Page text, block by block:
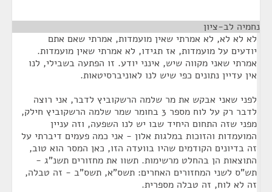
נחמיה לב-ציון
לא לא לא, לא אמרתי שאין מועמדות, אמרתי שאם אתם
יודעים על מועמדות, אז תגידו, לא אמרתי שאין מועמדות.
אמרתי שאני מקווה שיש, אינני יודע. זו הפתעה בשבילי, לנו
אין עדיין נתונים כפי שיש לנו לאוניברסיטאות.
לפני שאני אבקש את מר שלמה הרשקוביץ לדבר, אני רוצה
לדבר רק על לוח מספר 3 בחומר שמר שלמה הרשקוביץ חילק,
מפני שזה התחום היחיד שבו יש לנו השפעה, וזה עניין
המועמדות והזוכות במלגות אלון - אני כמה פעמים דיברתי על
זה בדיונים הקודמים שהיו בוועדה הזו, כאן המסר הוא טוב,
התוצאות הן בהחלט מרשימות. תשוו את מחזורים תשנ"ג -
תש"ס לשני המחזורים האחרים: תשס"א, תשס"ב - זה טבלה,
זה לא לוח, זה טבלה מספרית.